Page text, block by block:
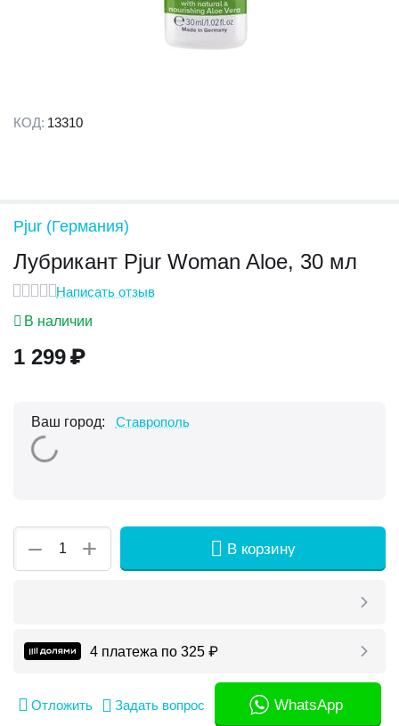
КОД: 13310
Pjur (Германия)
Лубрикант Pjur Woman Aloe, 30 мл
Написать отзыв
В наличии
1 299₽
Ваш город: Ставрополь
+
− В корзину
4 платежа по 325 ₽
Отложить Задать вопрос WhatsApp